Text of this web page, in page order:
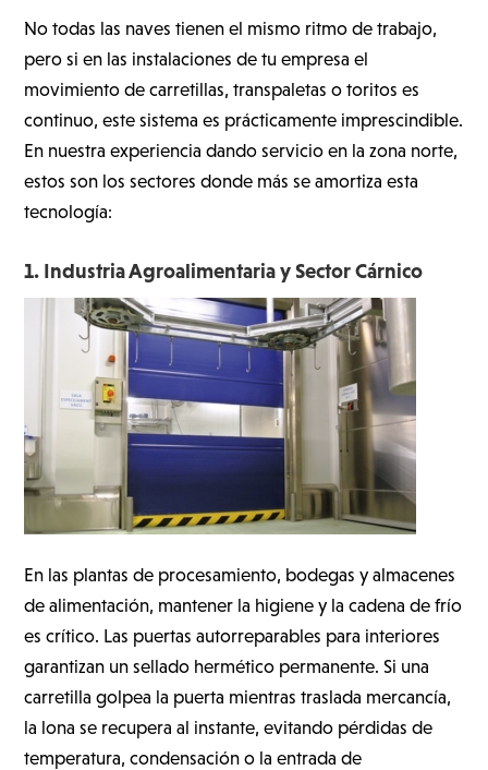
No todas las naves tienen el mismo ritmo de trabajo,
pero si en las instalaciones de tu empresa el
movimiento de carretillas, transpaletas o toritos es
continuo, este sistema es prácticamente imprescindible.
En nuestra experiencia dando servicio en la zona norte,
estos son los sectores donde más se amortiza esta
tecnología:
1. Industria Agroalimentaria y Sector Cárnico
En las plantas de procesamiento, bodegas y almacenes
de alimentación, mantener la higiene y la cadena de frío
es crítico. Las puertas autorreparables para interiores
garantizan un sellado hermético permanente. Si una
carretilla golpea la puerta mientras traslada mercancía,
la lona se recupera al instante, evitando pérdidas de
temperatura, condensación o la entrada de